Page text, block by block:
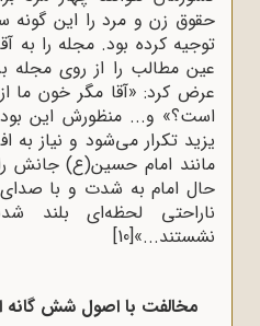
حقوق زن و مرد را این
توجیه کرده بود. مجله را به
عین مطالب را از روى مجله
عرض کرد: «آقا مگر خون ما
است؟» و... منظورش این
یزید تکرار مى‌شود و نیاز به
مانند امام حسین(ع) جانش
حال امام به شدت و با صداى
ناراحتى لحظه‌اى بلند
نشستند...»[10]
مخالفت با اصول شش گانه